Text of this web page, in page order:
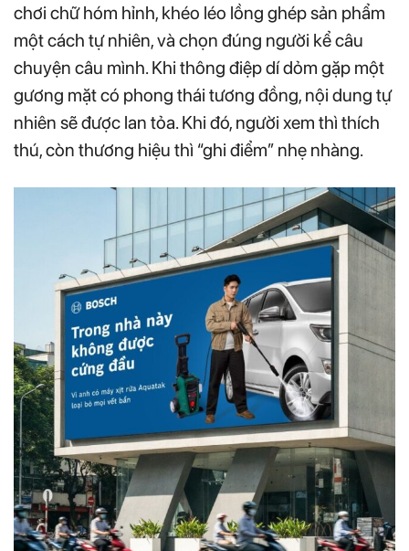
chơi chữ hóm hỉnh, khéo léo lồng ghép sản phẩm
một cách tự nhiên, và chọn đúng người kể câu
chuyện câu mình. Khi thông điệp dí dỏm gặp một
gương mặt có phong thái tương đồng, nội dung tự
nhiên sẽ được lan tỏa. Khi đó, người xem thì thích
thú, còn thương hiệu thì “ghi điểm” nhẹ nhàng.